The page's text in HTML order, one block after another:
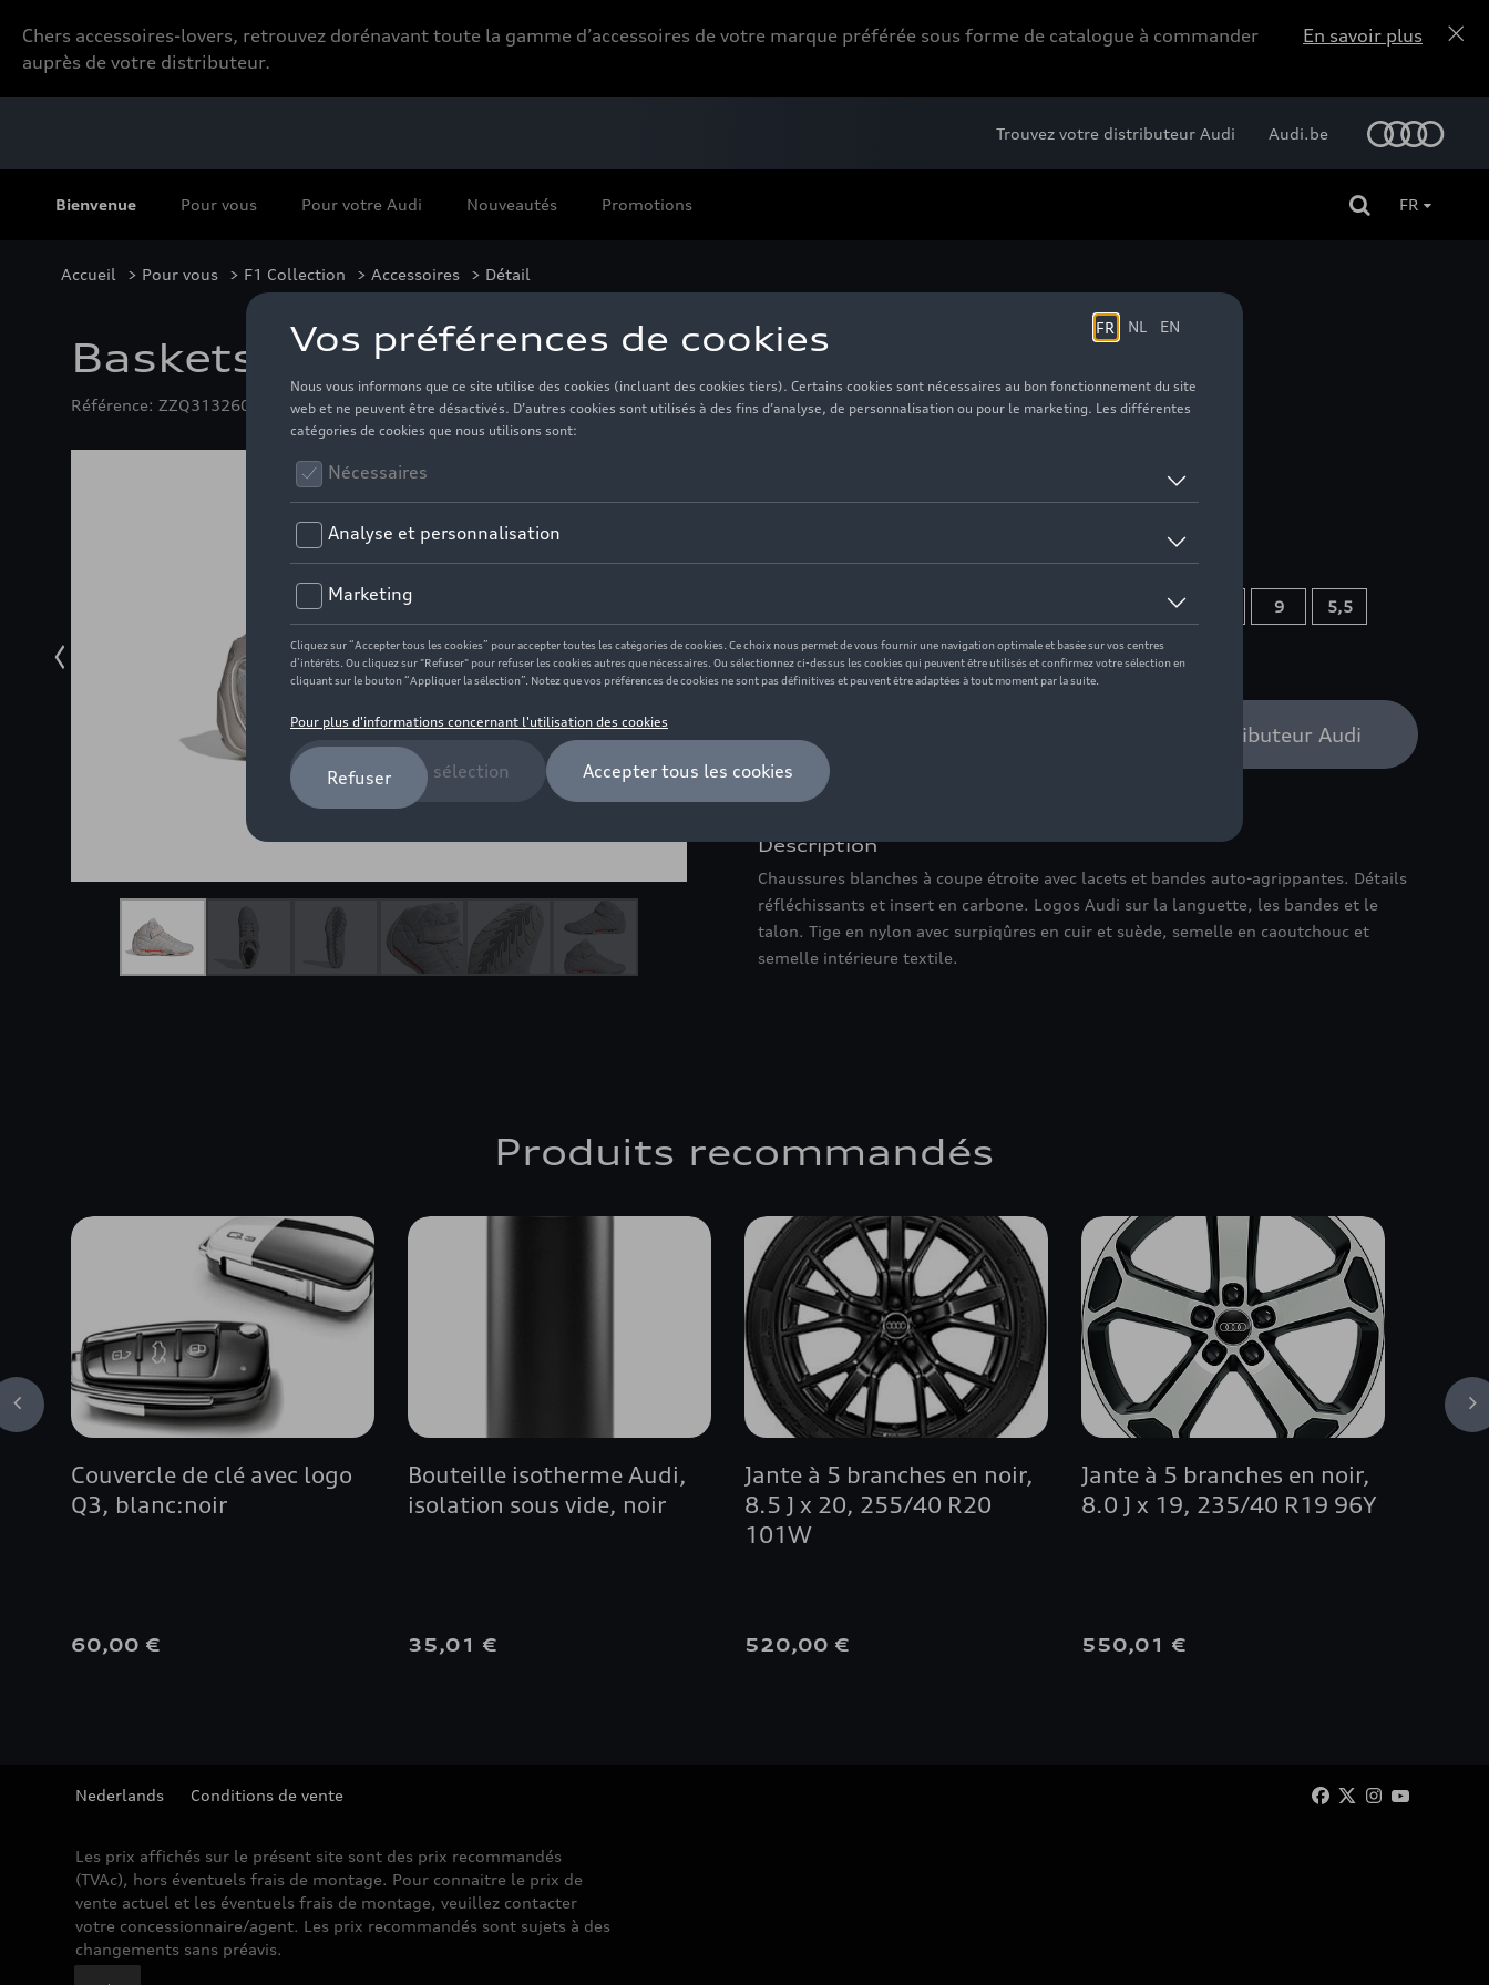
Chers accessoires-lovers, retrouvez dorénavant toute la gamme d’accessoires de votre marque préférée sous forme de catalogue à commander
auprès de votre distributeur.
En savoir plus
Bienvenue Pour vous Pour votre Audi Nouveautés Promotions
Trouvez votre distributeur Audi Audi.be
FR
Accueil > Pour vous > F1 Collection > Accessoires > Détail
Baskets Audi F1 Racer, blanc - 5
Référence: ZZQ3132605203
Taille
4,5 9 5,5
7 4 12 7,5 11,5 8
Vérifiez la disponibilité auprès de votre distributeur Audi
Description
Chaussures blanches à coupe étroite avec lacets et bandes auto-agrippantes. Détails
réfléchissants et insert en carbone. Logos Audi sur la languette, les bandes et le
talon. Tige en nylon avec surpiqûres en cuir et suède, semelle en caoutchouc et
semelle intérieure textile.
Produits recommandés
Couvercle de clé avec logo
Q3, blanc:noir
60,00 €
Bouteille isotherme Audi,
isolation sous vide, noir
35,01 €
Jante à 5 branches en noir,
8.5 J x 20, 255/40 R20
101W
520,00 €
Jante à 5 branches en noir,
8.0 J x 19, 235/40 R19 96Y
550,01 €
Nederlands Conditions de vente
Les prix affichés sur le présent site sont des prix recommandés
(TVAc), hors éventuels frais de montage. Pour connaitre le prix de
vente actuel et les éventuels frais de montage, veuillez contacter
votre concessionnaire/agent. Les prix recommandés sont sujets à des
changements sans préavis.